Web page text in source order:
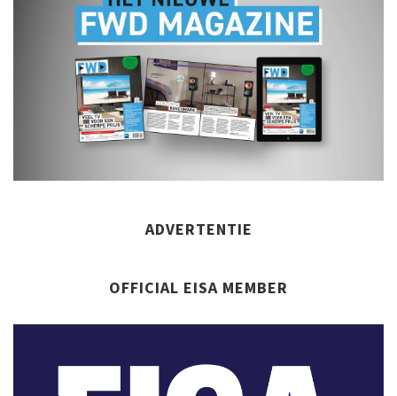
ADVERTENTIE
OFFICIAL EISA MEMBER